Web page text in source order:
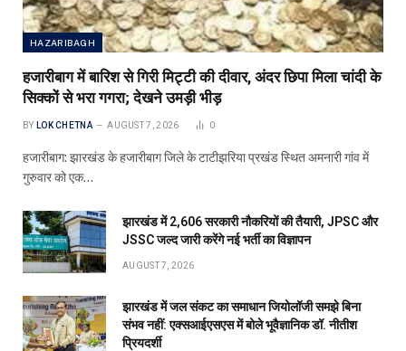
HAZARIBAGH
हजारीबाग में बारिश से गिरी मिट्टी की दीवार, अंदर छिपा मिला चांदी के
सिक्कों से भरा गगरा; देखने उमड़ी भीड़
BY LOK CHETNA AUGUST 7, 2026 0
हजारीबाग: झारखंड के हजारीबाग जिले के टाटीझरिया प्रखंड स्थित अमनारी गांव में
गुरुवार को एक…
झारखंड में 2,606 सरकारी नौकरियों की तैयारी, JPSC और
JSSC जल्द जारी करेंगे नई भर्ती का विज्ञापन
AUGUST 7, 2026
झारखंड में जल संकट का समाधान जियोलॉजी समझे बिना
संभव नहीं: एक्सआईएसएस में बोले भूवैज्ञानिक डॉ. नीतीश
प्रियदर्शी